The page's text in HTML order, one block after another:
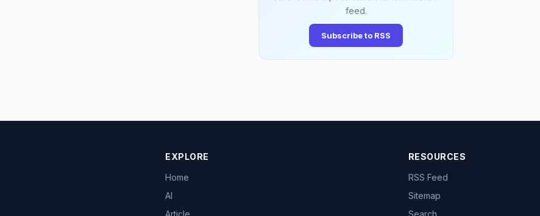
feed.
Subscribe to RSS
EXPLORE
Home
AI
Article
RESOURCES
RSS Feed
Sitemap
Search